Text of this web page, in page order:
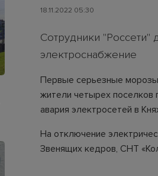
18.11.2022 05:30
Сотрудники "Россети"
электроснабжение
Первые серьезные
жители четырех поселков
авария электросетей в
На отключение
Звенящих кедров, СНТ